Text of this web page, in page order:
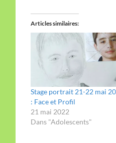
Articles similaires
Stage portrait 21-22 mai
: Face et Profil
21 mai 2022
Dans "Adolescents"